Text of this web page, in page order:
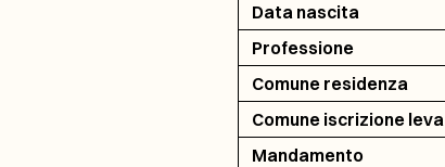
Data nascita
Professione
Comune residenza
Comune iscrizione leva
Mandamento